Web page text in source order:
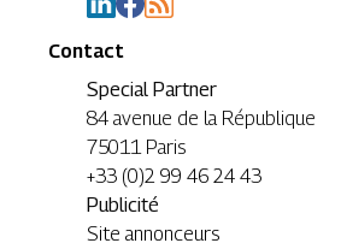
Contact
Special Partner
84 avenue de la République
75011 Paris
+33 (0)2 99 46 24 43
Publicité
Site annonceurs